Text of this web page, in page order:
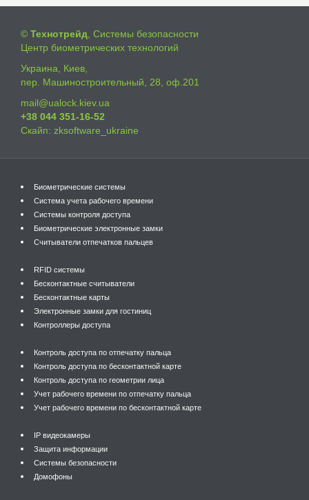
© Технотрейд , Системы безопасности
Центр биометрических технологий
Украина, Киев,
пер. Машиностроительный, 28, оф.201
mail@ualock.kiev.ua
+38 044 351-16-52
Скайп: zksoftware_ukraine
Биометрические системы
Система учета рабочего времени
Системы контроля доступа
Биометрические электронные замки
Считыватели отпечатков пальцев
RFID системы
Бесконтактные считыватели
Бесконтактные карты
Электронные замки для гостиниц
Контроллеры доступа
Контроль доступа по отпечатку пальца
Контроль доступа по бесконтактной карте
Контроль доступа по геометрии лица
Учет рабочего времени по отпечатку пальца
Учет рабочего времени по бесконтактной карте
IP видеокамеры
Защита информации
Системы безопасности
Домофоны